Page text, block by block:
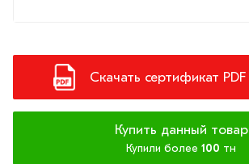
Скачать сертификат PDF
Купить данный товар
Купили более 100 тн